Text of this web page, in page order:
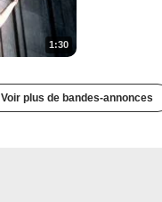
1:30
Voir plus de bandes-annonces